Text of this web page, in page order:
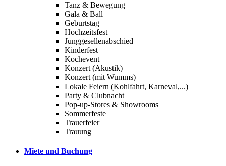
Tanz & Bewegung
Gala & Ball
Geburtstag
Hochzeitsfest
Junggesellenabschied
Kinderfest
Kochevent
Konzert (Akustik)
Konzert (mit Wumms)
Lokale Feiern (Kohlfahrt, Karneval,...)
Party & Clubnacht
Pop-up-Stores & Showrooms
Sommerfeste
Trauerfeier
Trauung
Miete und Buchung